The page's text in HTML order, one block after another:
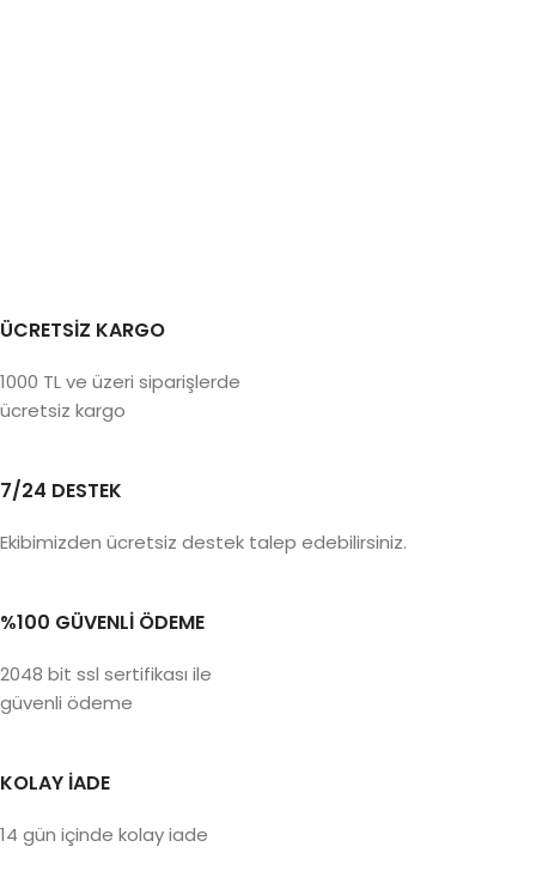
ÜCRETSİZ KARGO
1000 TL ve üzeri siparişlerde
ücretsiz kargo
7/24 DESTEK
Ekibimizden ücretsiz destek talep edebilirsiniz.
%100 GÜVENLİ ÖDEME
2048 bit ssl sertifikası ile
güvenli ödeme
KOLAY İADE
14 gün içinde kolay iade